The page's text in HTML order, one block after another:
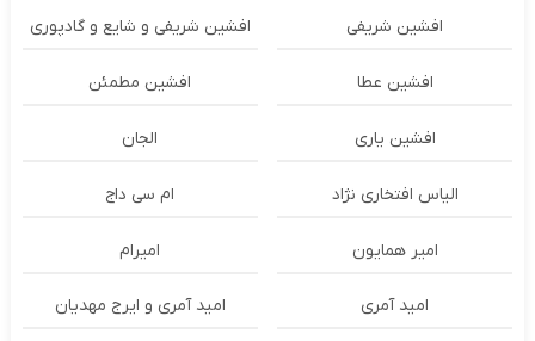
افشین شریفی افشین شریفی و شایع و گادپوری
افشین عطا افشین مطمئن
افشین یاری الجان
الیاس افتخاری نژاد ام سی داج
امير همايون اميرام
امید آمری امید آمری و ایرج مهدیان